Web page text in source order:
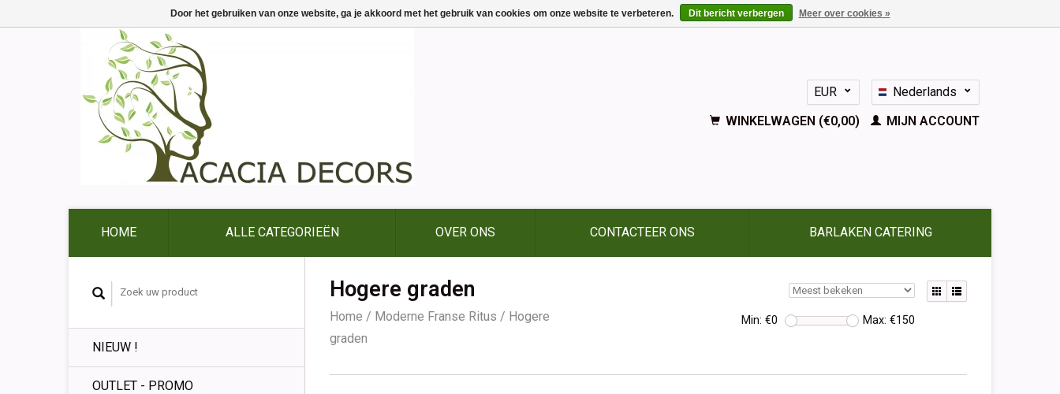
EUR
GBP
Nederlands
Deutsch
English
WINKELWAGEN (€0,00) MIJN ACCOUNT
HOME ALLE CATEGORIEËN OVER ONS CONTACTEER ONS BARLAKEN CATERING
NIEUW !
OUTLET - PROMO
Hogere graden
Home / Moderne Franse Ritus / Hogere
graden
Min: €0 Max: €150
Door het gebruiken van onze website, ga je akkoord met het gebruik van cookies om onze website te verbeteren. Dit bericht verbergen Meer over cookies »